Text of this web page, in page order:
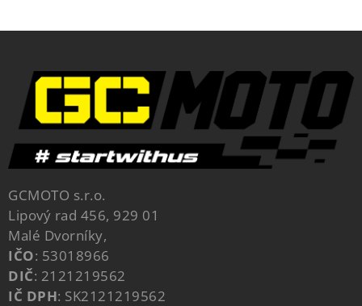
GCMOTO s.r.o.
Lipový rad 456, 929 01
Malé Dvorníky,
IČO: 53018966
DIČ: 2121219562
IČ DPH: SK2121219562